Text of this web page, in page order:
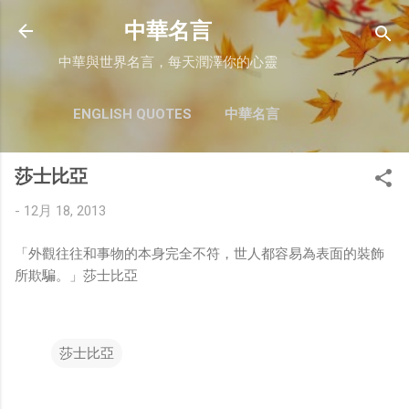
跳至主要內容
中華名言
中華與世界名言，每天潤澤你的心靈
ENGLISH QUOTES 中華名言
莎士比亞
- 12月 18, 2013
「外觀往往和事物的本身完全不符，世人都容易為表面的裝飾
所欺騙。」莎士比亞
莎士比亞